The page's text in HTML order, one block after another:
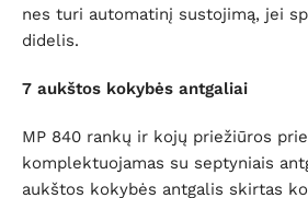
nes turi automatinį sustojimą, jei
didelis.
7 aukštos kokybės antgaliai
MP 840 rankų ir kojų priežiūros
komplektuojamas su septyniais
aukštos kokybės antgalis skirtas